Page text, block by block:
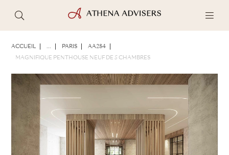
ACCUEIL ... PARIS AA284
MAGNIFIQUE PENTHOUSE NEUF DE 5 CHAMBRES